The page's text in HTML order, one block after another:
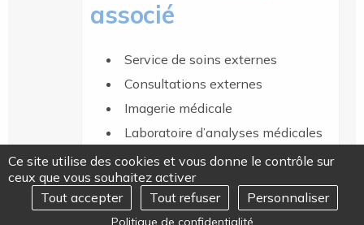
associé
Service de soins externes
Consultations externes
Imagerie médicale
Laboratoire d’analyses médicales
Laboratoire d’anatomo-cyto-
pathologie
Cabinet de kinésithérapie
REJOIGNEZ-NOUS
Ouvrir
Ce site utilise des cookies et vous donne le contrôle sur
ceux que vous souhaitez activer
Tout accepter
Tout refuser Personnaliser
Politique de confidentialité